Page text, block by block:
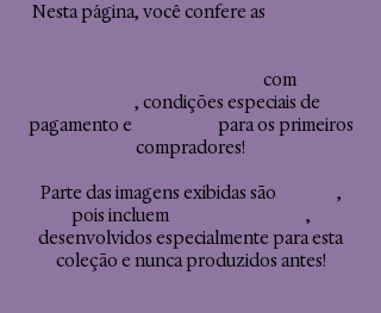
Nesta página, você confere as
com
, condições especiais de
pagamento e
para os primeiros
compradores!
Parte das imagens exibidas são
,
pois incluem
,
desenvolvidos especialmente para esta
coleção e nunca produzidos antes!